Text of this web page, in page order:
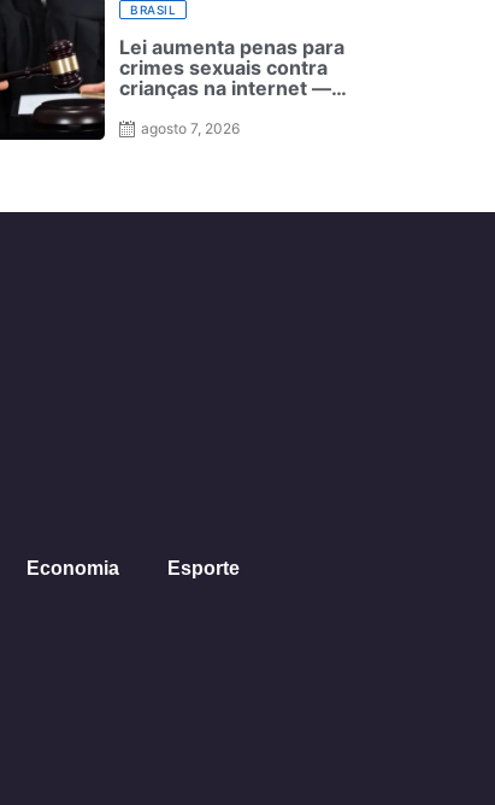
BRASIL
Lei aumenta penas para
crimes sexuais contra
crianças na internet —
agosto 7, 2026
Economia Esporte